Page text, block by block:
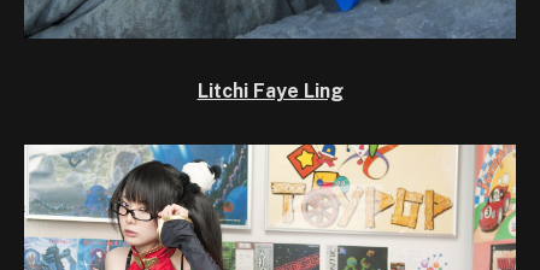
Litchi Faye Ling